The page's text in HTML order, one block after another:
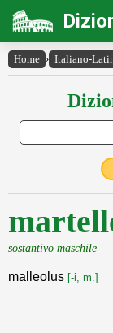
Home › Italiano-
sostantivo maschile
malleolus [-i, m.]